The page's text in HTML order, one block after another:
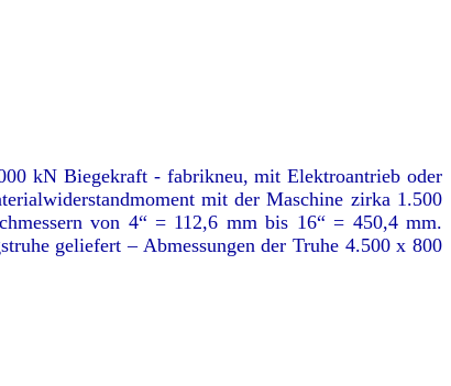
kN Biegekraft - fabrikneu, mit Elektroantrieb oder
mit der Maschine zirka 1.500
von 4“ = 112,6 mm bis 16“ = 450,4 mm.
geliefert – Abmessungen der Truhe 4.500 x 800